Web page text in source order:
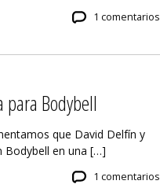
1 comentarios
para Bodybell
que David Delfín y
Bodybell en una […]
1 comentarios